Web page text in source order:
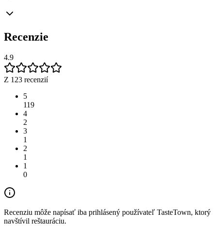
Recenzie
4.9
Z 123 recenzií
5
119
4
2
3
1
2
1
1
0
Recenziu môže napísať iba prihlásený používateľ TasteTown, ktorý
navštívil reštauráciu.